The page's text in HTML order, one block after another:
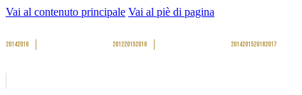
Vai al contenuto principale Vai al piè di pagina
20142016 201220152016 2014201520162017